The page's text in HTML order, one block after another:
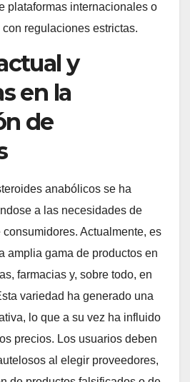
plataformas internacionales o
regulaciones estrictas.
y
en la
de
anabólicos se ha
a las necesidades de
Actualmente, es
amplia gama de productos en
farmacias y, sobre todo, en
variedad ha generado una
lo que a su vez ha influido
precios. Los usuarios deben
al elegir proveedores,